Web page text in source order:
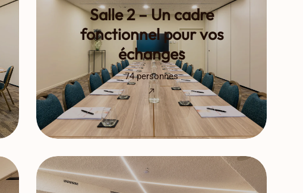
Salle 2 – Un cadre
fonctionnel pour vos
échanges
74 personnes